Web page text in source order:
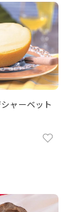
ャーベット